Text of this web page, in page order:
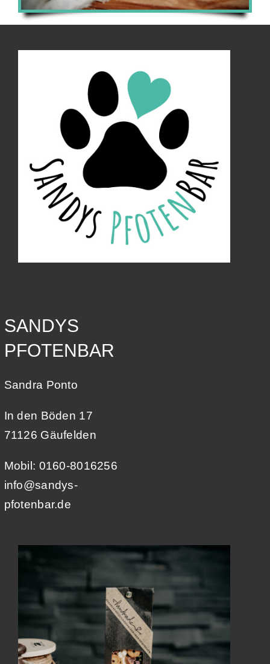
SANDYS
PFOTENBAR
Sandra Ponto
In den Böden 17
71126 Gäufelden
Mobil: 0160-8016256
info@sandys-
pfotenbar.de